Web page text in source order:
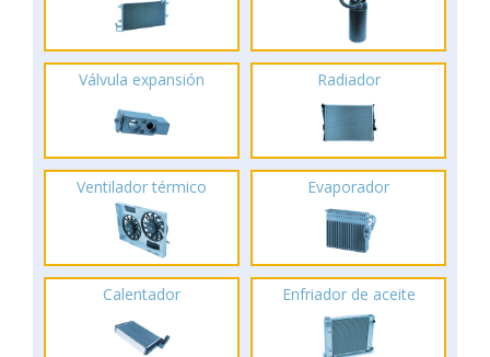
Válvula expansión Radiador
Ventilador térmico Evaporador
Calentador Enfriador de aceite